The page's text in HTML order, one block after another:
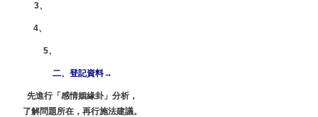
3、
4、
5、
二、登記資料→
先進行「感情姻緣卦」分析，
了解問題所在，再行施法建議。